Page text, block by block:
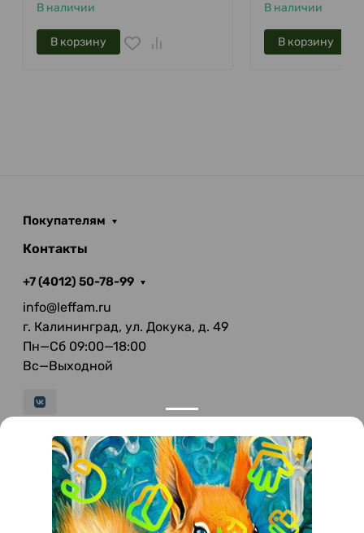
В наличии
В корзину
В наличии
В корзину
Покупателям
Контакты
+7 (4012) 50-78-99
info@leffam.ru
г. Калининград, ул. Докука, д. 49
Пн—Сб 09:00—18:00
Вс—Выходной
© 2026 LeFFAM — материалы для качественной
мягкой мебели
Получение и обработка персональных данных происходит в
соответствии с Федеральным законом от 27.07.2006 года №152-ФЗ
"О персональных данных", на условиях и для целей, определенных